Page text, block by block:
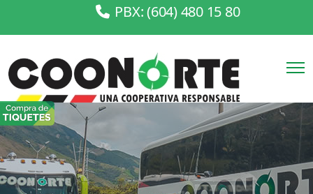
PBX: (604) 480 15 80